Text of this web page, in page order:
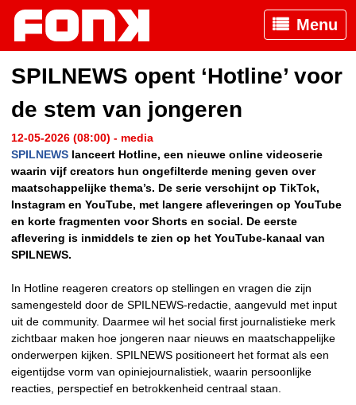
Menu
SPILNEWS opent ‘Hotline’ voor
de stem van jongeren
12-05-2026 (08:00) - media
SPILNEWS lanceert Hotline, een nieuwe online videoserie
waarin vijf creators hun ongefilterde mening geven over
maatschappelijke thema’s. De serie verschijnt op TikTok,
Instagram en YouTube, met langere afleveringen op YouTube
en korte fragmenten voor Shorts en social. De eerste
aflevering is inmiddels te zien op het YouTube-kanaal van
SPILNEWS.
In Hotline reageren creators op stellingen en vragen die zijn
samengesteld door de SPILNEWS-redactie, aangevuld met input
uit de community. Daarmee wil het social first journalistieke merk
zichtbaar maken hoe jongeren naar nieuws en maatschappelijke
onderwerpen kijken. SPILNEWS positioneert het format als een
eigentijdse vorm van opiniejournalistiek, waarin persoonlijke
reacties, perspectief en betrokkenheid centraal staan.